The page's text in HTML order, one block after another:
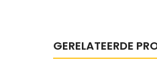
GERELATEERDE